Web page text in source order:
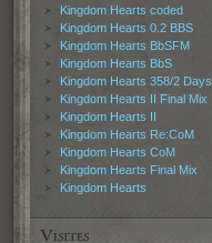
Kingdom Hearts coded
Kingdom Hearts 0.2 BBS
Kingdom Hearts BbSFM
Kingdom Hearts BbS
Kingdom Hearts 358/2 Days
Kingdom Hearts II Final Mix
Kingdom Hearts II
Kingdom Hearts Re:CoM
Kingdom Hearts CoM
Kingdom Hearts Final Mix
Kingdom Hearts